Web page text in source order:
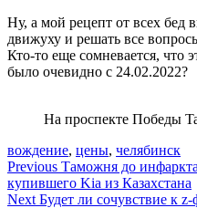
Ну, а мой рецепт от всех бед
движуху и решать все
Кто-то еще сомневается, что
было очевидно с 24.02.2022?
На проспекте Победы
вождение, цены, челябинск
Навигация
по
Previous Таможня до
купившего Kia из Казахстана
Next Будет ли сочувствие к